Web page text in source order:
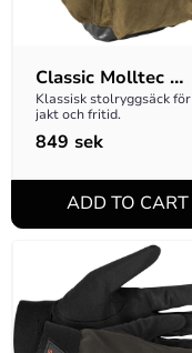
Classic Molltec
Ryggsäck
Klassisk stolryggsäck för
jakt och fritid.
849 sek